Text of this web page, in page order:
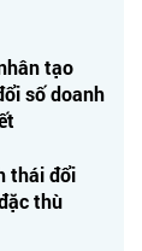
tạo
số doanh
thái đổi
thù